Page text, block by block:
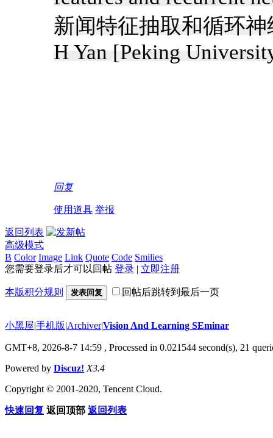
新闻特征抽取和循环神
H Yan [Peking
回复
使用道具 举报
返回列表
高级模式
B Color Image Link Quote Code Smilies
您需要登录后才可以回帖 登录 | 立即注册
本版积分规则 发表回复 回帖后跳转到最后一页
小黑屋|手机版|Archiver|Vision And Learning SEminar
GMT+8, 2026-8-7 14:59 , Processed in 0.021544 second(s), 21
Powered by Discuz! X3.4
Copyright © 2001-2020, Tencent Cloud.
快速回复 返回顶部 返回列表